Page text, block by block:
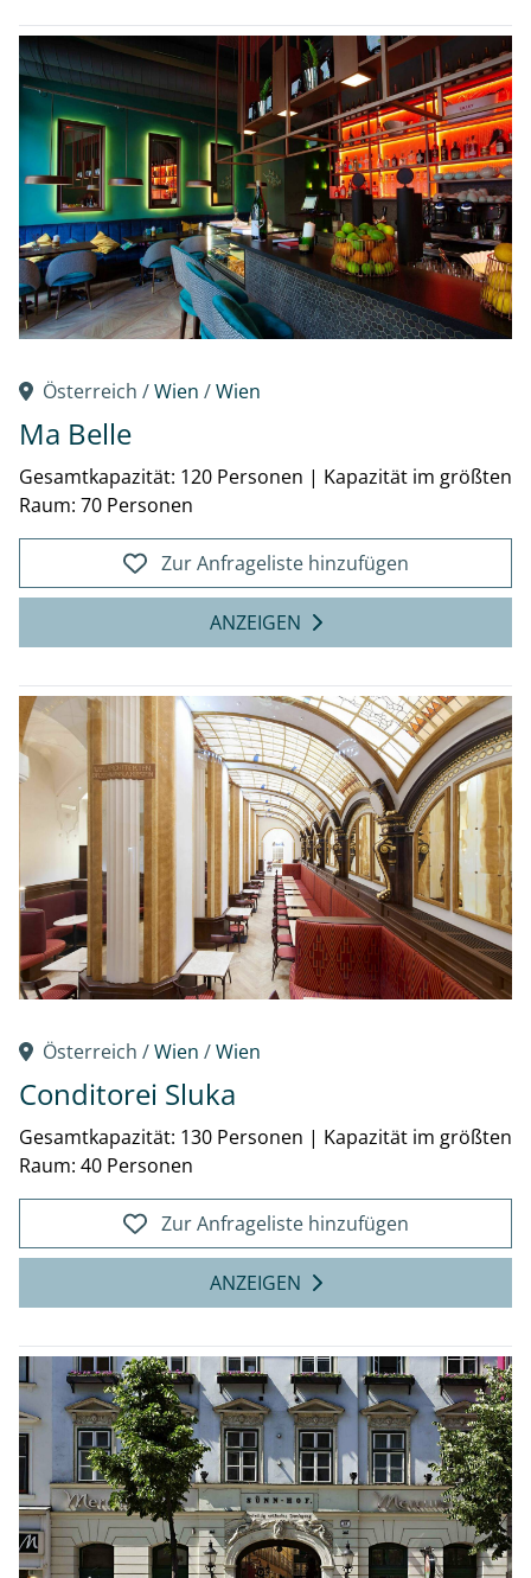
Österreich /Wien /Wien
Ma Belle
Gesamtkapazität: 120 Personen | Kapazität im größten
Raum: 70 Personen
Zur Anfrageliste hinzufügen
ANZEIGEN
Österreich /Wien /Wien
Conditorei Sluka
Gesamtkapazität: 130 Personen | Kapazität im größten
Raum: 40 Personen
Zur Anfrageliste hinzufügen
ANZEIGEN